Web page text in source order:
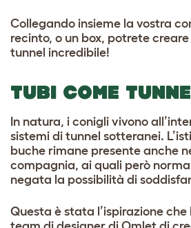
Collegando insieme la vostra
recinto, o un box, potrete
tunnel incredibile!
TUBI COME
In natura, i conigli vivono
sistemi di tunnel sotteranei.
buche rimane presente anche
compagnia, ai quali però
negata la possibilità di
Questa è stata l’ispirazione che